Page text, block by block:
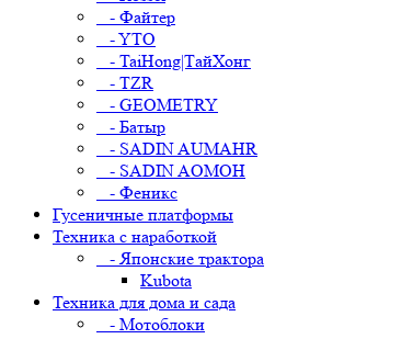
- Файтер
- YTO
- TaiHong|ТайХонг
- TZR
- GEOMETRY
- Батыр
- SADIN AUMAHR
- SADIN AOMOH
- Феникс
Гусеничные платформы
Техника с наработкой
- Японские трактора
Kubota
Техника для дома и сада
- Мотоблоки